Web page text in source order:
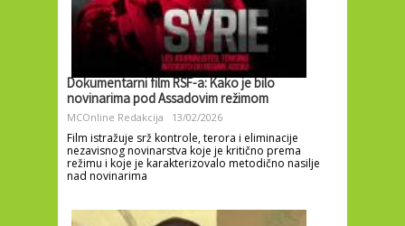
Dokumentarni film RSF-a: Kako je bilo
novinarima pod Assadovim režimom
MCOnline Redakcija 13/02/2026
Film istražuje srž kontrole, terora i eliminacije
nezavisnog novinarstva koje je kritično prema
režimu i koje je karakterizovalo metodično nasilje
nad novinarima